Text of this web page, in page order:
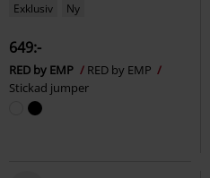
Exklusiv Ny
649:-
RED by EMP
RED by EMP
Stickad jumper